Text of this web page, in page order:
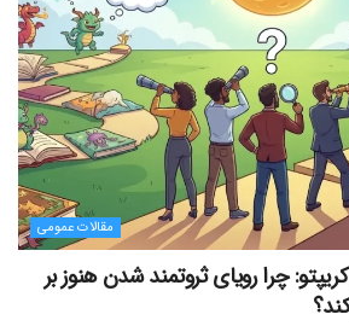
مقالات عمومی
در کریپتو: چرا رویای ثروتمند شدن هنوز بر